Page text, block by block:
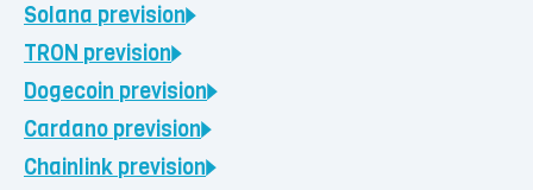
Solana prevision
TRON prevision
Dogecoin prevision
Cardano prevision
Chainlink prevision